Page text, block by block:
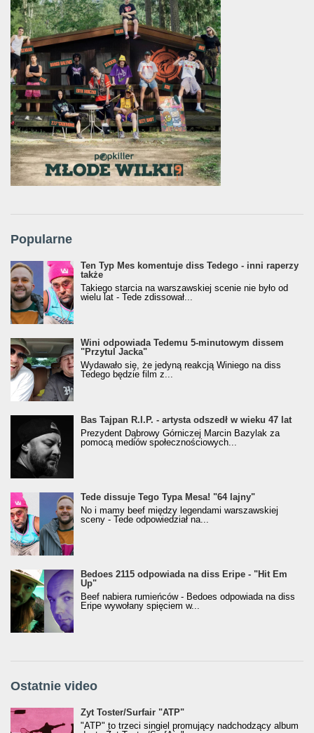
Popularne
Ten Typ Mes komentuje diss Tedego - inni raperzy
także
Takiego starcia na warszawskiej scenie nie było od
wielu lat - Tede zdissował...
Wini odpowiada Tedemu 5-minutowym dissem
"Przytul Jacka"
Wydawało się, że jedyną reakcją Winiego na diss
Tedego będzie film z...
Bas Tajpan R.I.P. - artysta odszedł w wieku 47 lat
Prezydent Dąbrowy Górniczej Marcin Bazylak za
pomocą mediów społecznościowych...
Tede dissuje Tego Typa Mesa! "64 lajny"
No i mamy beef między legendami warszawskiej
sceny - Tede odpowiedział na...
Bedoes 2115 odpowiada na diss Eripe - "Hit Em
Up"
Beef nabiera rumieńców - Bedoes odpowiada na diss
Eripe wywołany spięciem w...
Ostatnie video
Żyt Toster/SurfAir - ATP VIDEO
Żyt Toster/Surfair "ATP"
"ATP" to trzeci singiel promujący nadchodzący album